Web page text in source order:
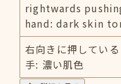
rightwards
hand: dark skin
右向きに押している
手: 濃い肌色